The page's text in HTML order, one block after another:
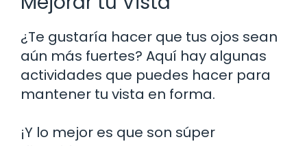
¿Te gustaría hacer que tus ojos sean
aún más fuertes? Aquí hay algunas
actividades que puedes hacer para
mantener tu vista en forma.
¡Y lo mejor es que son súper